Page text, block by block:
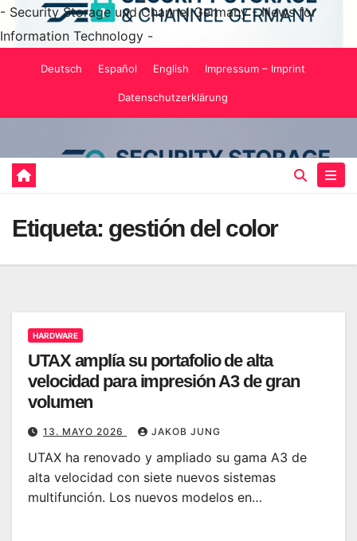
- Security Storage und Channel Germany - News for
Information Technology -
Deutsch Español English Impressum – Imprint
Datenschutzerklärung
Etiqueta: gestión del color
HARDWARE
UTAX amplía su portafolio de alta
velocidad para impresión A3 de gran
volumen
13. MAYO 2026 JAKOB JUNG
UTAX ha renovado y ampliado su gama A3 de
alta velocidad con siete nuevos sistemas
multifunción. Los nuevos modelos en…